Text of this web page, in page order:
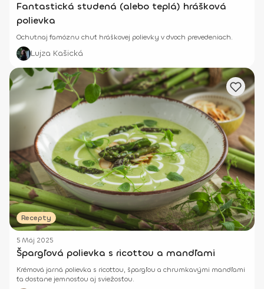
Fantastická studená (alebo teplá) hrášková
polievka
Ochutnaj famóznu chuť hráškovej polievky v dvoch prevedeniach.
Lujza Kašická
Recepty
5 Máj 2025
Špargľová polievka s ricottou a mandľami
Krémová jarná polievka s ricottou, špargľou a chrumkavými mandľami
ťa dostane jemnosťou aj sviežosťou.